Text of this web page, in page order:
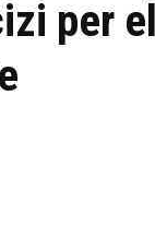
per